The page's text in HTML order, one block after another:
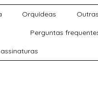
Orquídeas
Perguntas